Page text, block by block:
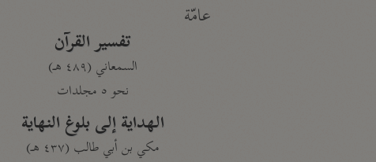
عامّة
تفسير القرآن
السمعاني (٤٨٩ هـ)
نحو ٥ مجلدات
الهداية إلى بلوغ النهاية
مكي بن أبي طالب (٤٣٧ هـ)